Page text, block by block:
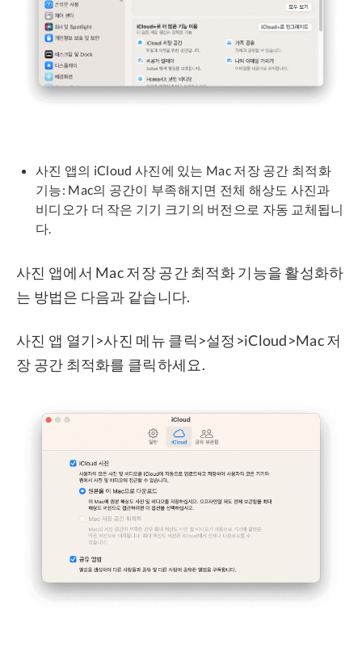
사진 앱의 iCloud 사진에 있는 Mac 저장 공간 최적화
기능: Mac의 공간이 부족해지면 전체 해상도 사진과
비디오가 더 작은 기기 크기의 버전으로 자동 교체됩니
다.
사진 앱에서 Mac 저장 공간 최적화 기능을 활성화하
는 방법은 다음과 같습니다.
사진 앱 열기>사진 메뉴 클릭>설정>iCloud>Mac 저
장 공간 최적화를 클릭하세요.